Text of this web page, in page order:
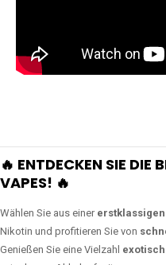
🔥 ENTDECKEN SIE DIE
VAPES! 🔥
Wählen Sie aus einer
Nikotin und profitieren Sie von
Genießen Sie eine Vielzahl